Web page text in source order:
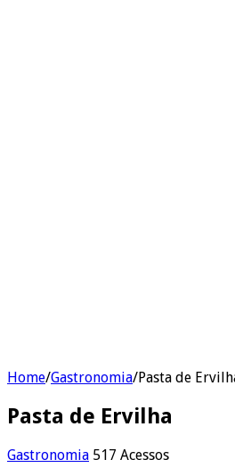
Home/Gastronomia/Pasta de
Pasta de Ervilha
Gastronomia 517 Acessos